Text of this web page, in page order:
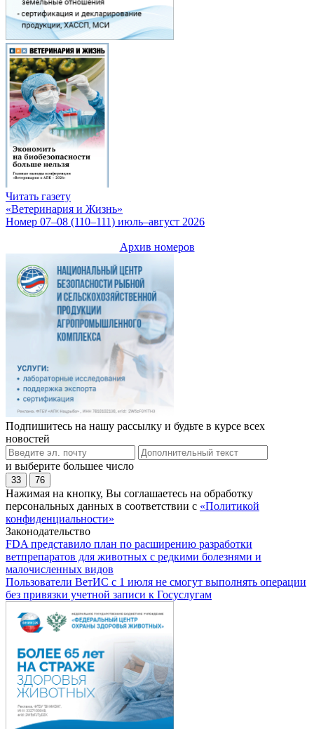
Читать газету
«Ветеринария и Жизнь»
Номер 07–08 (110–111) июль–август 2026
Архив номеров
Подпишитесь на нашу рассылку и будьте в курсе всех
новостей
и выберите большее число
33 76
Нажимая на кнопку, Вы соглашаетесь на обработку
персональных данных в соответствии с «Политикой
конфиденциальности»
Законодательство
FDA представило план по расширению разработки
ветпрепаратов для животных с редкими болезнями и
малочисленных видов
Пользователи ВетИС с 1 июля не смогут выполнять операции
без привязки учетной записи к Госуслугам